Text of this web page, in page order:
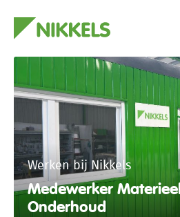
Werken bij Nikkels
Medewerker
Onderhoud